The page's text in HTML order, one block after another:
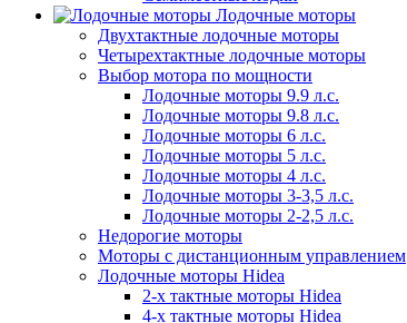
Лодочные моторы
Двухтактные лодочные моторы
Четырехтактные лодочные моторы
Выбор мотора по мощности
Лодочные моторы 9.9 л.с.
Лодочные моторы 9.8 л.с.
Лодочные моторы 6 л.с.
Лодочные моторы 5 л.с.
Лодочные моторы 4 л.с.
Лодочные моторы 3-3,5 л.с.
Лодочные моторы 2-2,5 л.с.
Недорогие моторы
Моторы с дистанционным управлением
Лодочные моторы Hidea
2-х тактные моторы Hidea
4-х тактные моторы Hidea